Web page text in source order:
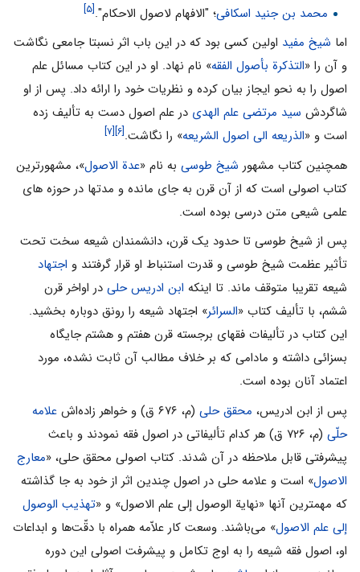
محمد بن جنید اسکافی؛ "الافهام لاصول الاحکام".[۵]
اما شیخ مفید اولین کسی بود که در این باب اثر نسبتا جامعی نگاشت
و آن را «التذکرة بأصول الفقه» نام نهاد. او در این کتاب مسائل علم
اصول را به نحو ایجاز بیان کرده و نظریات خود را ارائه داد. پس از او
شاگردش سید مرتضی علم الهدی در علم اصول دست به تألیف زده
است و «الذریعه الی اصول الشریعه» را نگاشت.[۶] [۷]
همچنین کتاب مشهور شیخ طوسی به نام «عدة الاصول»، مشهورترین
کتاب اصولی است که از آن قرن به جای مانده و مدتها در حوزه های
علمی شیعی متن درسی بوده است.
پس از شیخ طوسى تا حدود یک قرن، دانشمندان شیعه سخت تحت
تأثیر عظمت شیخ طوسی و قدرت استنباط او قرار گرفتند و اجتهاد
شیعه تقریبا متوقف ماند. تا اینکه ابن ادریس حلی در اواخر قرن
ششم، با تألیف کتاب «السرائر» اجتهاد شیعه را رونق دوباره بخشید.
این کتاب در تألیفات فقهای برجسته قرن هفتم و هشتم جایگاه
بسزائی داشته و مادامى که بر خلاف مطالب آن ثابت نشده، مورد
اعتماد آنان بوده است.
پس از ابن ادریس، محقق حلى (م، ۶۷۶ ق) و خواهر زاده‌اش
علامه
حلّى
(م، ۷۲۶ ق) هر کدام تألیفاتی در اصول فقه نمودند و باعث
پیشرفتی قابل ملاحظه در آن شدند. کتاب اصولی محقق حلی، «معارج
الاصول» است و علامه حلی در اصول چندین اثر از خود به جا گذاشته
که مهمترین آنها «نهایة الوصول إلی علم الاصول» و «تهذیب الوصول
إلی علم الاصول» می‌باشند. وسعت کار علاّمه همراه با دقّت‌ها و ابداعات
او، اصول فقه شیعه را به اوج تکامل و پیشرفت اصولی این دوره